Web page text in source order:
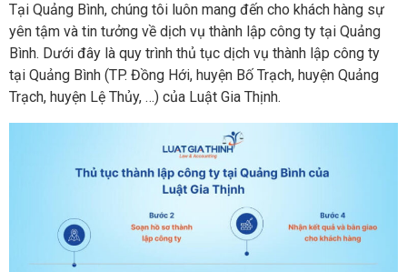
Tại Quảng Bình, chúng tôi luôn mang đến cho khách hàng sự
yên tậm và tin tưởng về dịch vụ thành lập công ty tại Quảng
Bình. Dưới đây là quy trình thủ tục dịch vụ thành lập công ty
tại Quảng Bình (TP. Đồng Hới, huyện Bố Trạch, huyện Quảng
Trạch, huyện Lệ Thủy, …) của Luật Gia Thịnh.